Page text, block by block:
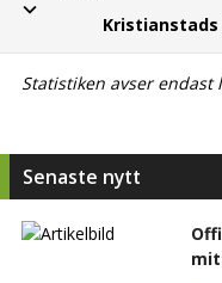
Kristianstads
Statistiken avser endast
Senaste nytt